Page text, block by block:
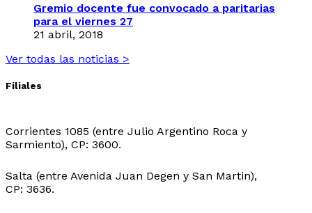
Gremio docente fue convocado a paritarias
para el viernes 27
21 abril, 2018
Ver todas las noticias >
Filiales
Corrientes 1085 (entre Julio Argentino Roca y
Sarmiento), CP: 3600.
Salta (entre Avenida Juan Degen y San Martin),
CP: 3636.